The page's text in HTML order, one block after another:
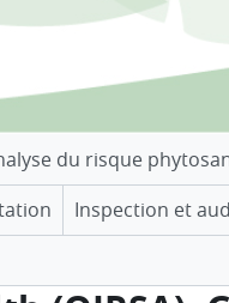
du risque
Inspection et